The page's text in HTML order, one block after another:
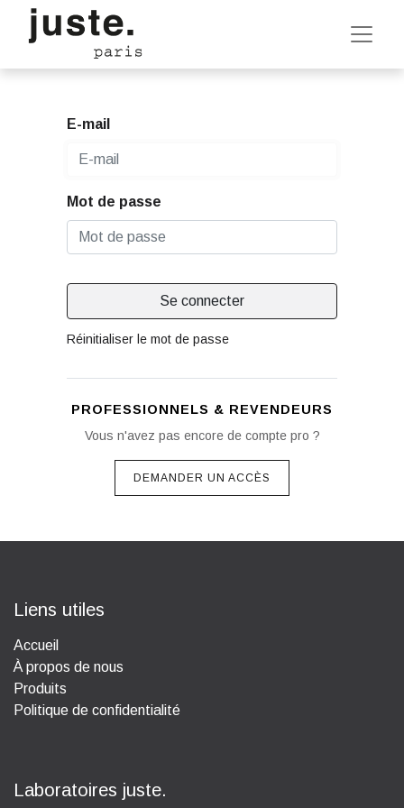
E-mail
Mot de passe
Se connecter
Réinitialiser le mot de passe
PROFESSIONNELS & REVENDEURS
Vous n'avez pas encore de compte pro ?
DEMANDER UN ACCÈS
Liens utiles
Accueil
À propos de nous
Produits
Politique de confidentialité
Laboratoires juste.